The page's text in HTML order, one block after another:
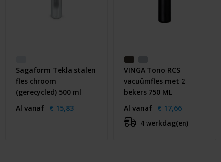
Sagaform Tekla stalen
fles chroom
(gerecycled) 500 ml
Al vanaf € 15,83
VINGA Tono RCS
vacuümfles met 2
bekers 750 ML
Al vanaf € 17,66
4 werkdag(en)